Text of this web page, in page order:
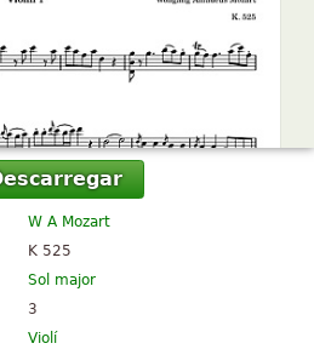
W A Mozart
K 525
Sol major
3
Violí